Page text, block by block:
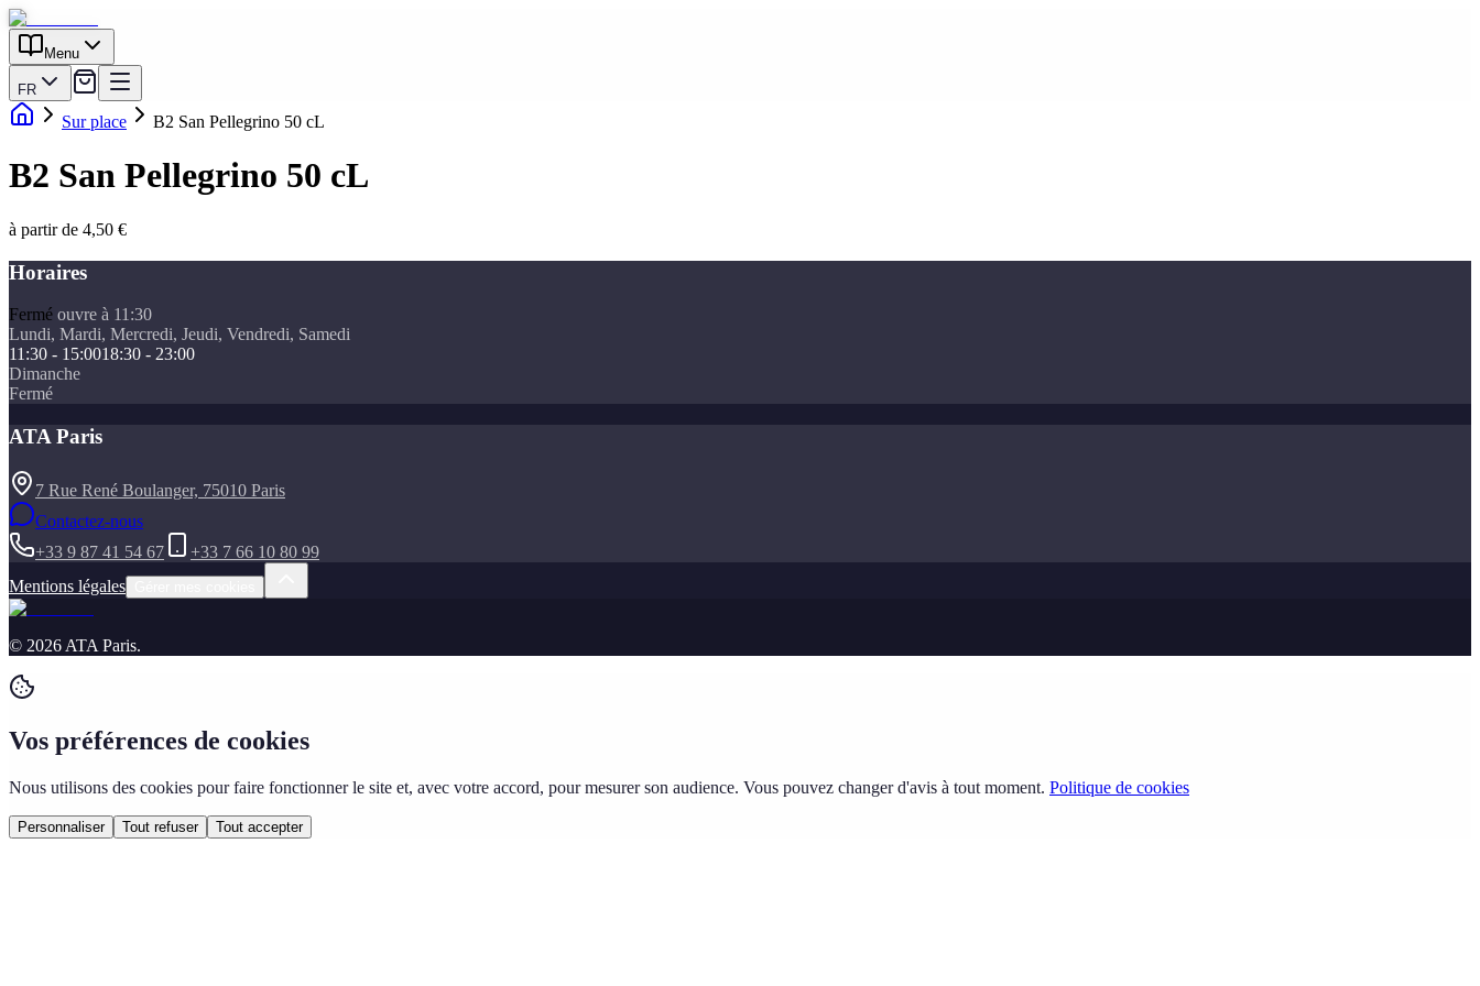
Menu
FR
Sur place B2 San Pellegrino 50 cL
B2 San Pellegrino 50 cL
à partir de 4,50 €
Horaires
Fermé ouvre à 11:30
Lundi, Mardi, Mercredi, Jeudi, Vendredi, Samedi
11:30 - 15:0018:30 - 23:00
Dimanche
Fermé
ATA Paris
7 Rue René Boulanger, 75010 Paris
Contactez-nous
+33 9 87 41 54 67
+33 7 66 10 80 99
Mentions légales
© 2026 ATA Paris.
Vos préférences de cookies
Nous utilisons des cookies pour faire fonctionner le site et, avec votre accord, pour mesurer son audience. Vous pouvez changer d'avis à tout moment. Politique de cookies
Personnaliser Tout refuser Tout accepter